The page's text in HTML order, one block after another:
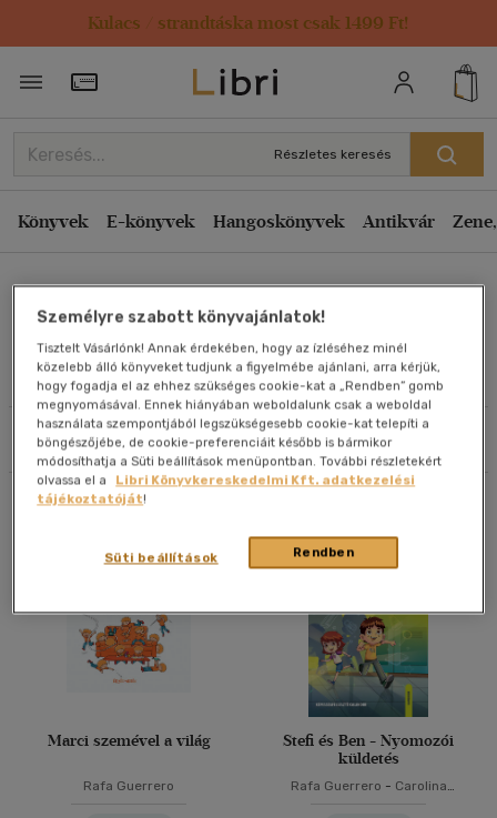
Kulacs / strandtáska most csak 1499 Ft!
Törzsvásárlói Kártya adatai
Részletes keresés
Könyvek E-könyvek Hangoskönyvek Antikvár
Rafa Guerrero
Művei
Szűrés Rendezés
Rendezés
Kiadás éve szerint csökkenő
Ár szerint csökkenő
Eladott darabszám szerint csökkenő
Eladott darabszám szerint növekvő
Cím szerint A-Z
Szerző szerint A-Z
Megjelenítés
20 db / oldal
Alkalmaz
Marci szemével a világ
Rafa Guerrero
Stefi és Ben - Nyomozói
küldetés
Rafa Guerrero - Carolina
Személyre szabott könyvajánlatok!
Tisztelt Vásárlónk! Annak érdekében, hogy az ízléséhez minél
közelebb álló könyveket tudjunk a figyelmébe ajánlani, arra kérjük,
hogy fogadja el az ehhez szükséges cookie-kat a „Rendben” gomb
megnyomásával. Ennek hiányában weboldalunk csak a weboldal
használata szempontjából legszükségesebb cookie-kat telepíti a
böngészőjébe, de cookie-preferenciáit később is bármikor
módosíthatja a Süti beállítások menüpontban. További részletekért
olvassa el a
Libri Könyvkereskedelmi Kft. adatkezelési
tájékoztatóját!
Rendben
Süti beállítások